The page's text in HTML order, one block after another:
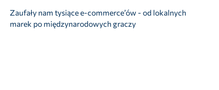
Zaufały nam tysiące e-commerce’ów - od lokalnych
marek po międzynarodowych graczy